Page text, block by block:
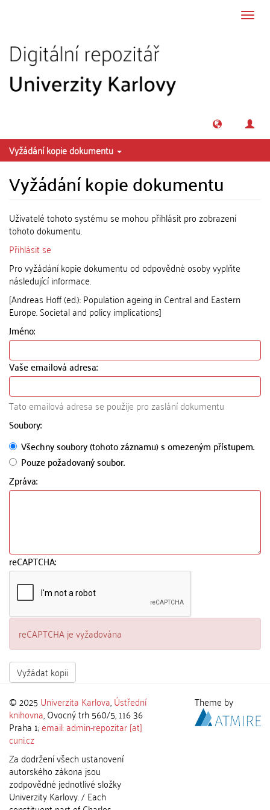
Vyžádání kopie dokumentu
Vyžádání kopie dokumentu
Uživatelé tohoto systému se mohou přihlásit pro zobrazení
tohoto dokumentu.
Přihlásit se
Pro vyžádání kopie dokumentu od odpovědné osoby vyplňte
následující informace.
[Andreas Hoff (ed.): Population ageing in Central and Eastern
Europe. Societal and policy implications]
Jméno:
Vaše emailová adresa:
Tato emailová adresa se použije pro zaslání dokumentu
Soubory:
Všechny soubory (tohoto záznamu) s omezeným přístupem.
Pouze požadovaný soubor.
Zpráva:
reCAPTCHA:
reCAPTCHA je vyžadována
Vyžádat kopii
© 2025 Univerzita Karlova,Ústřední
knihovna, Ovocný trh 560/5, 116 36
Praha 1;email: admin-repozitar [at]
cuni.cz
Za dodržení všech ustanovení
autorského zákona jsou
zodpovědné jednotlivé složky
Univerzity Karlovy. / Each
Theme by